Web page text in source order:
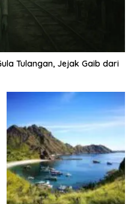
Tulangan, Jejak Gaib dari